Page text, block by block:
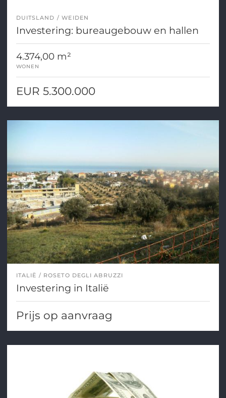
DUITSLAND WEIDEN
Investering: bureaugebouw en hallen
4.374,00 m²
WONEN
EUR 5.300.000
ITALIË ROSETO DEGLI ABRUZZI
Investering in Italië
Prijs op aanvraag